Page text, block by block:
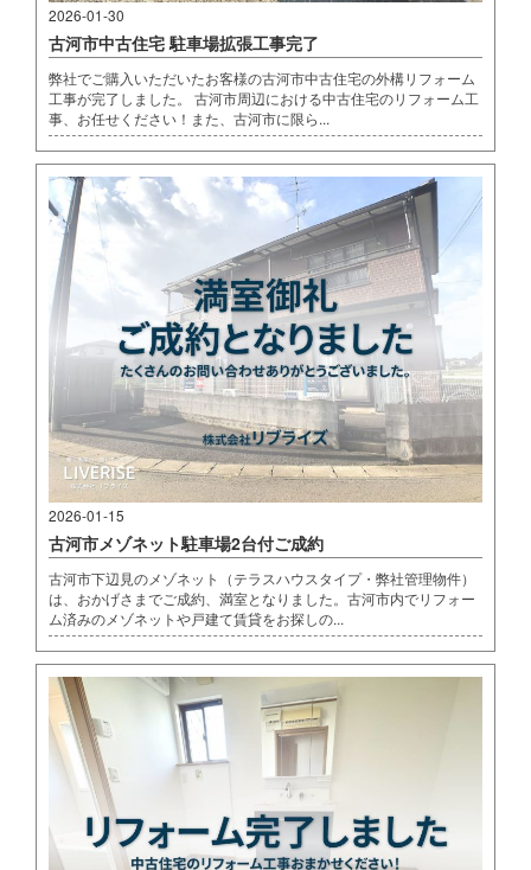
2026-01-30
古河市中古住宅 駐車場拡張工事完了
弊社でご購入いただいたお客様の古河市中古住宅の外構リフォーム
工事が完了しました。 古河市周辺における中古住宅のリフォーム工
事、お任せください！また、古河市に限ら...
2026-01-15
古河市メゾネット駐車場2台付ご成約
古河市下辺見のメゾネット（テラスハウスタイプ・弊社管理物件）
は、おかげさまでご成約、満室となりました。古河市内でリフォー
ム済みのメゾネットや戸建て賃貸をお探しの...